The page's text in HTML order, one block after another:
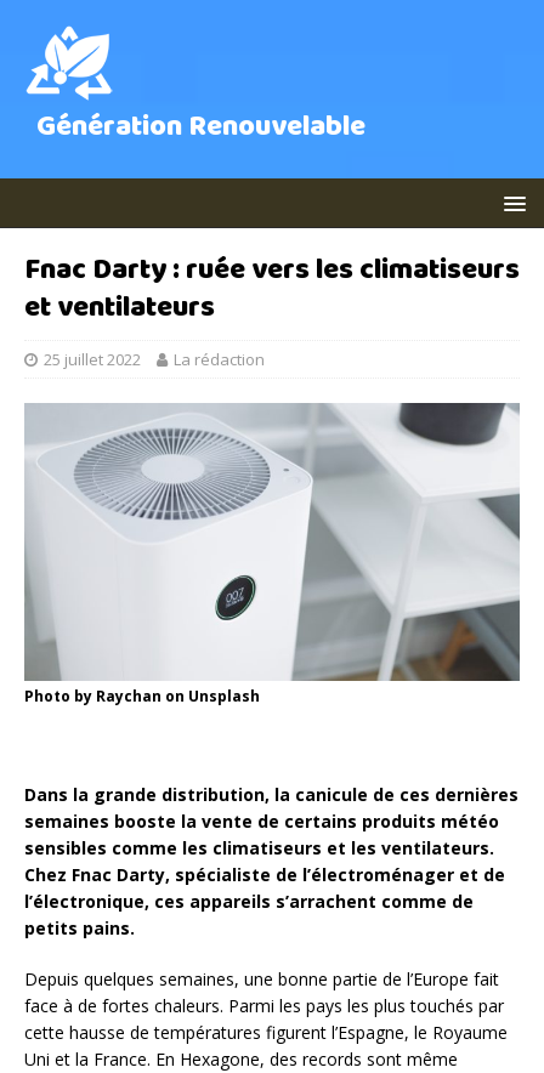
Génération Renouvelable
Fnac Darty : ruée vers les climatiseurs
et ventilateurs
25 juillet 2022 La rédaction
Photo by Raychan on Unsplash
Dans la grande distribution, la canicule de ces dernières
semaines booste la vente de certains produits météo
sensibles comme les climatiseurs et les ventilateurs.
Chez Fnac Darty, spécialiste de l’électroménager et de
l’électronique, ces appareils s’arrachent comme de
petits pains.
Depuis quelques semaines, une bonne partie de l’Europe fait
face à de fortes chaleurs. Parmi les pays les plus touchés par
cette hausse de températures figurent l’Espagne, le Royaume
Uni et la France. En Hexagone, des records sont même